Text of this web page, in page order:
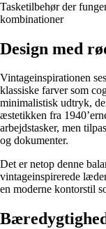
Tasketilbehør der
kombinationer
Design med
Vintageinspirationen
klassiske farver som
minimalistisk udtryk,
æstetikken fra
arbejdstasker, men
og dokumenter.
Det er netop denne
vintageinspirerede
en moderne kontorstil